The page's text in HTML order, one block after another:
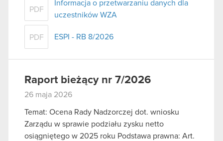
PDF
Informacja o przetwarzaniu danych dla
uczestników WZA
PDF ESPI - RB 8/2026
Raport bieżący nr 7/2026
26 maja 2026
Temat: Ocena Rady Nadzorczej dot. wniosku
Zarządu w sprawie podziału zysku netto
osiągniętego w 2025 roku Podstawa prawna: Art.